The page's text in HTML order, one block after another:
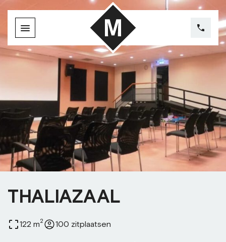
THALIAZAAL
122 m2 100 zitplaatsen